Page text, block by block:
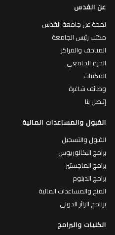
عن القدس
لمحة عن جامعة القدس
مكتب رئيس الجامعة
المتاحف والمراكز
الحرم الجامعي
المكتبات
وظائف شاغرة
إتـصل بنا
القبول والمساعدات المالية
القبول والتسجيل
برامج البكالوريوس
برامج الماجستير
برامج الدبلوم
المنح والمساعدات المالية
برنامج الزائر الدولي
الكليات والبرامج